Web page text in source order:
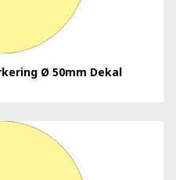
Ø 50mm Dekal